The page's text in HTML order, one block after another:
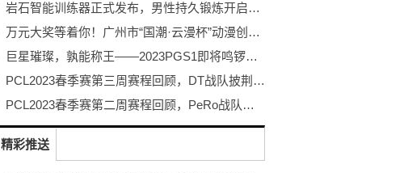
岩石智能训练器正式发布，男性持久锻炼开启智能浪潮
万元大奖等着你！广州市“国潮·云漫杯”动漫创作大赛开赛！
巨星璀璨，孰能称王——2023PGS1即将鸣锣开赛！
PCL2023春季赛第三周赛程回顾，DT战队披荆斩棘登顶周冠
PCL2023春季赛第二周赛程回顾，PeRo战队绝地反击夺桂冠
精彩推送